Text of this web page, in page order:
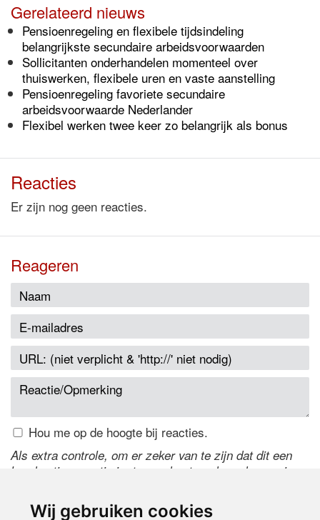
Wij gebruiken cookies
Gerelateerd nieuws
Pensioenregeling en flexibele tijdsindeling
belangrijkste secundaire arbeidsvoorwaarden
Sollicitanten onderhandelen momenteel over
thuiswerken, flexibele uren en vaste aanstelling
Pensioenregeling favoriete secundaire
arbeidsvoorwaarde Nederlander
Flexibel werken twee keer zo belangrijk als bonus
Reacties
Er zijn nog geen reacties.
Reageren
Hou me op de hoogte bij reacties.
Als extra controle, om er zeker van te zijn dat dit een
handmatige reactie is, typ onderstaande code over in
de code te wijzigen.